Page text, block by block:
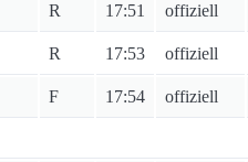
R 17:51 offiziell
R 17:53 offiziell
F 17:54 offiziell